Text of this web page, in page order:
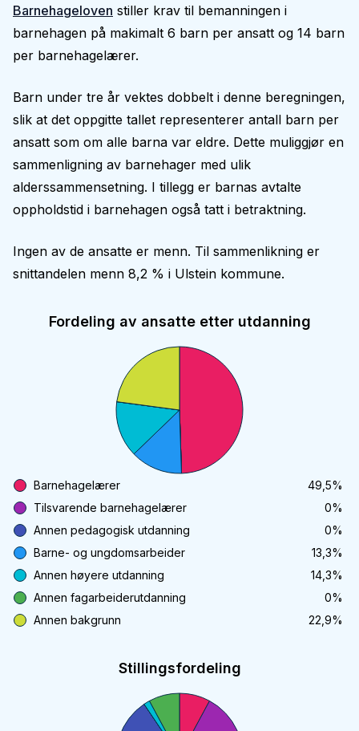
Barnehageloven stiller krav til bemanningen i
barnehagen på makimalt 6 barn per ansatt og 14 barn
per barnehagelærer.
Barn under tre år vektes dobbelt i denne beregningen,
slik at det oppgitte tallet representerer antall barn per
ansatt som om alle barna var eldre. Dette muliggjør en
sammenligning av barnehager med ulik
alderssammensetning. I tillegg er barnas avtalte
oppholdstid i barnehagen også tatt i betraktning.
Ingen av de ansatte er menn. Til sammenlikning er
snittandelen menn 8,2 % i Ulstein kommune.
Fordeling av ansatte etter utdanning
Barnehagelærer 49,5%
Tilsvarende barnehagelærer
0%
Annen pedagogisk utdanning
0%
Barne- og ungdomsarbeider
13,3%
Annen høyere utdanning
14,3%
Annen fagarbeiderutdanning
0%
Annen bakgrunn
22,9%
Stillingsfordeling